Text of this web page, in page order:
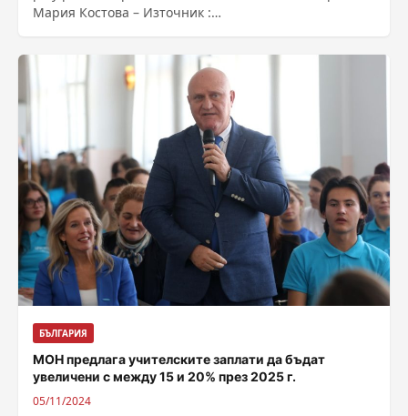
Мария Костова – Източник :
ot-smartmatik-zaradi-razpechatvani-po-kasi-buletini-ot-
mashinite-za-glasuvane
БЪЛГАРИЯ
МОН предлага учителските заплати да бъдат
увеличени с между 15 и 20% през 2025 г.
05/11/2024